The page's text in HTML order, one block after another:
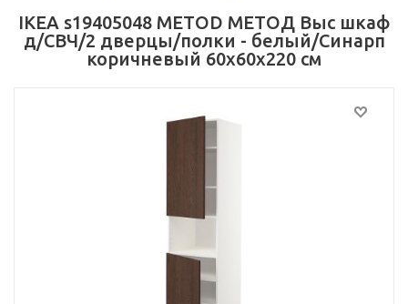
IKEA s19405048 METOD МЕТОД Выс шкаф
д/СВЧ/2 дверцы/полки - белый/Синарп
коричневый 60x60x220 см